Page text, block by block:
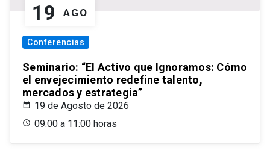
19 AGO
Conferencias
Seminario: “El Activo que Ignoramos: Cómo
el envejecimiento redefine talento,
mercados y estrategia”
19 de Agosto de 2026
09:00 a 11:00 horas